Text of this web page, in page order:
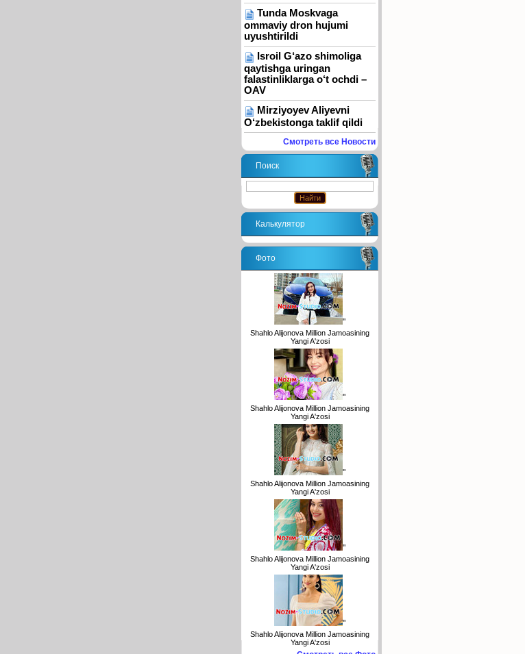
Tunda Moskvaga
ommaviy dron hujumi
uyushtirildi
Isroil G‘azo shimoliga
qaytishga uringan
falastinliklarga o‘t ochdi –
OAV
Mirziyoyev Aliyevni
O‘zbekistonga taklif qildi
Смотреть все Новости
Поиск
Калькулятор
Фото
"
Shahlo Alijonova Million Jamoasining
Yangi A'zosi
"
Shahlo Alijonova Million Jamoasining
Yangi A'zosi
"
Shahlo Alijonova Million Jamoasining
Yangi A'zosi
"
Shahlo Alijonova Million Jamoasining
Yangi A'zosi
"
Shahlo Alijonova Million Jamoasining
Yangi A'zosi